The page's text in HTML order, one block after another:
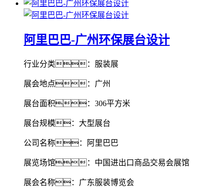
阿里巴巴-广州环保展台设计
行业分类：服装展
展会地点：广州
展台面积：306平方米
展台规模：大型展台
公司名称：阿里巴巴
展览场馆：中国进出口商品交易会展馆
展会名称：广东服装博览会